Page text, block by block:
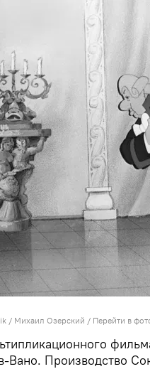
/ Михаил Озерский / Перейти в
Вано. Производство